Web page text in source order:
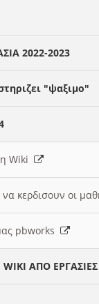
2022-2023
"ψαξιμο"
Wiki
κερδισουν οι
pbworks
ΑΠΟ